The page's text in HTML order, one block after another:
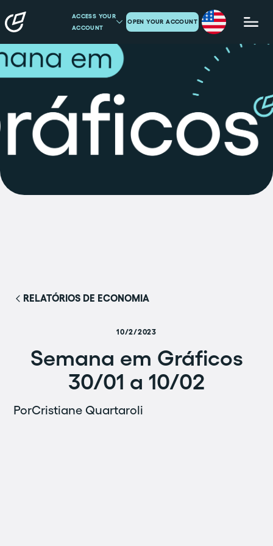
ACCESS YOUR
ACCOUNT
OPEN YOUR ACCOUNT
RELATÓRIOS DE ECONOMIA
10/2/2023
Semana em Gráficos
30/01 a 10/02
PorCristiane Quartaroli